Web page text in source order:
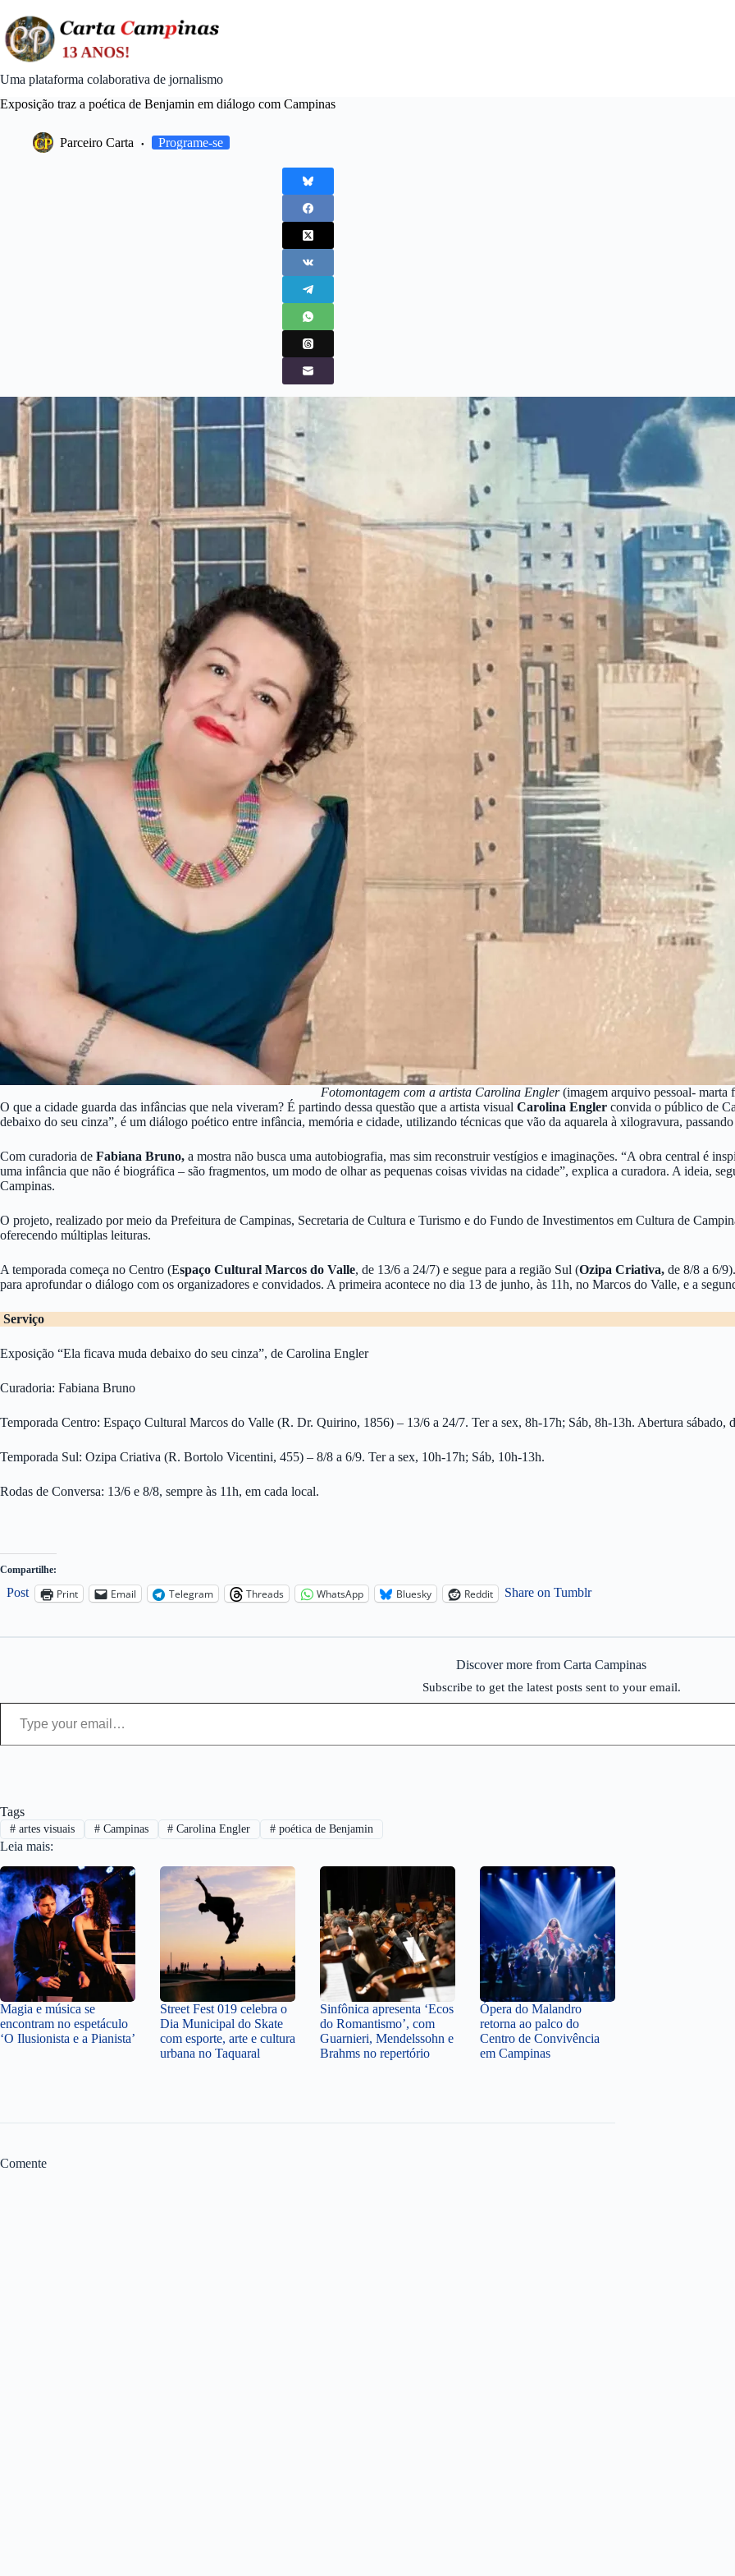
content
Uma plataforma colaborativa de jornalismo
Exposição traz a poética de Benjamin em diálogo com Campinas
Parceiro Carta Programe-se
Fotomontagem com a artista Carolina Engler(imagem arquivo pessoal- marta
O que a cidade guarda das infâncias que nela viveram? É partindo dessa questão que a artista visual Carolina Engler convida o público de
debaixo do seu cinza”, é um diálogo poético entre infância, memória e cidade, utilizando técnicas que vão da aquarela à xilogravura,
Com curadoria de Fabiana Bruno, a mostra não busca uma autobiografia, mas sim reconstruir vestígios e imaginações. “A obra central é
uma infância que não é biográfica – são fragmentos, um modo de olhar as pequenas coisas vividas na cidade”, explica a curadora. A ideia,
Campinas.
O projeto, realizado por meio da Prefeitura de Campinas, Secretaria de Cultura e Turismo e do Fundo de Investimentos em Cultura de
oferecendo múltiplas leituras.
A temporada começa no Centro (Espaço Cultural Marcos do Valle, de 13/6 a 24/7) e segue para a região Sul (Ozipa Criativa, de 8/8 a 6/
para aprofundar o diálogo com os organizadores e convidados. A primeira acontece no dia 13 de junho, às 11h, no Marcos do Valle, e a
Serviço
Exposição “Ela ficava muda debaixo do seu cinza”, de Carolina Engler
Curadoria: Fabiana Bruno
Temporada Centro: Espaço Cultural Marcos do Valle (R. Dr. Quirino, 1856) – 13/6 a 24/7. Ter a sex, 8h-17h; Sáb, 8h-13h. Abertura sábado,
Temporada Sul: Ozipa Criativa (R. Bortolo Vicentini, 455) – 8/8 a 6/9. Ter a sex, 10h-17h; Sáb, 10h-13h.
Rodas de Conversa: 13/6 e 8/8, sempre às 11h, em cada local.
Compartilhe:
Post Print Email Telegram Threads WhatsApp Bluesky Reddit Share on Tumblr
Discover more from Carta Campinas
Subscribe to get the latest posts sent to your email.
Type your email…
Tags
#artes visuais #Campinas # Carolina Engler # poética de Benjamin
Leia mais:
Magia e música se
encontram no espetáculo
‘O Ilusionista e a Pianista’
Street Fest 019 celebra o
Dia Municipal do Skate
com esporte, arte e cultura
urbana no Taquaral
Sinfônica apresenta ‘Ecos
do Romantismo’, com
Guarnieri, Mendelssohn e
Brahms no repertório
Ópera do Malandro
retorna ao palco do
Centro de Convivência
em Campinas
Comente